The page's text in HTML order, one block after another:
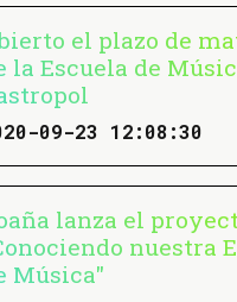
el plazo de
la Escuela de
09-23 12:08:30
lanza el
nuestra
Música"